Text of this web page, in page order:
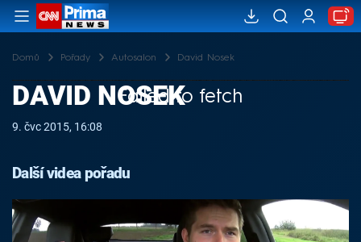
Domů Pořady Autosalon David Nosek
Failed to fetch
DAVID NOSEK
9. čvc 2015, 16:08
Další videa pořadu